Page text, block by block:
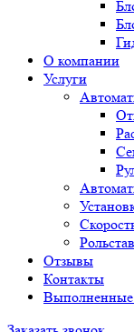
О компании
Услуги
Отзывы
Контакты
Выполненные